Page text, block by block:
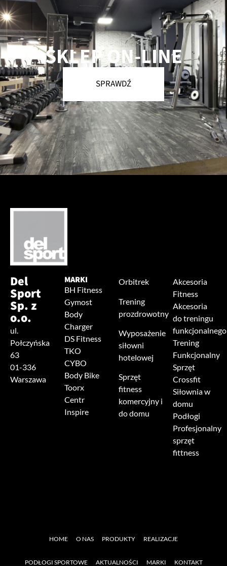
SKLEP ON-LINE
SPRAWDŹ
Del
Sport
Sp. z
o.o.
ul.
Połczyńska
63
01-336
Warszawa
MARKI
BH Fitness
Gymost
Body
Charger
DS Fitness
TKO
CYBO
Body Bike
Toorx
Centr
Inspire
Orbitrek
Trening
prozdrowotny
Wyposażenie
siłowni
hotelowej
Sprzęt
fitness
komercyjny i
do domu
Akcesoria
Fitness
Akcesoria
do treningu
funkcjonalnego
Trening
Funkcjonalny
Sprzęt
Crossfit
Siłownia w
domu
Podłogi
Profesjonalny
sprzęt
fittness
HOME O NAS PRODUKTY REALIZACJE
PODŁOGI SPORTOWE AKTUALNOŚCI MARKI KONTAKT